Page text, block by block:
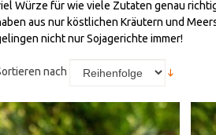
Würze für wie viele Zutaten genau
aus nur köstlichen Kräutern und
nicht nur Sojagerichte immer!
nach